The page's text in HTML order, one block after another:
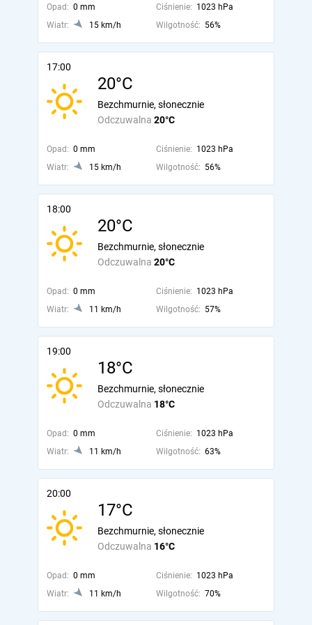
Opad: 0 mm Ciśnienie: 1023 hPa
Wiatr:
15 km/h Wilgotność: 56%
17:00
20°C
Odczuwalna 20°C
Bezchmurnie, słonecznie
Opad: 0 mm Ciśnienie: 1023 hPa
Wiatr:
15 km/h Wilgotność: 56%
18:00
20°C
Odczuwalna 20°C
Bezchmurnie, słonecznie
Opad: 0 mm Ciśnienie: 1023 hPa
Wiatr:
11 km/h Wilgotność: 57%
19:00
18°C
Odczuwalna 18°C
Bezchmurnie, słonecznie
Opad: 0 mm Ciśnienie: 1023 hPa
Wiatr:
11 km/h Wilgotność: 63%
20:00
17°C
Odczuwalna 16°C
Bezchmurnie, słonecznie
Opad: 0 mm Ciśnienie: 1023 hPa
Wiatr:
11 km/h Wilgotność: 70%